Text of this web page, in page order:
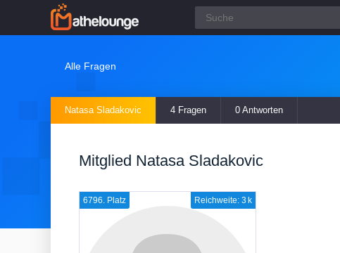
Alle Fragen
Natasa Sladakovic 4 Fragen 0 Antworten
Mitglied Natasa Sladakovic
Reichweite: 3 k
6796. Platz